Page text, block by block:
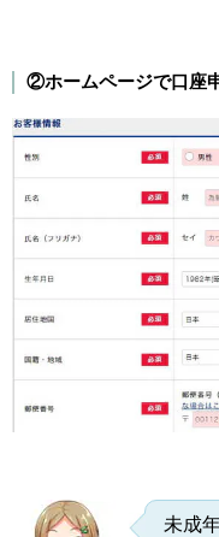
②ホームページで口座
未成